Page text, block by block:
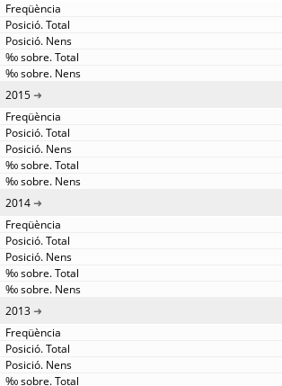
2015
2014
2013